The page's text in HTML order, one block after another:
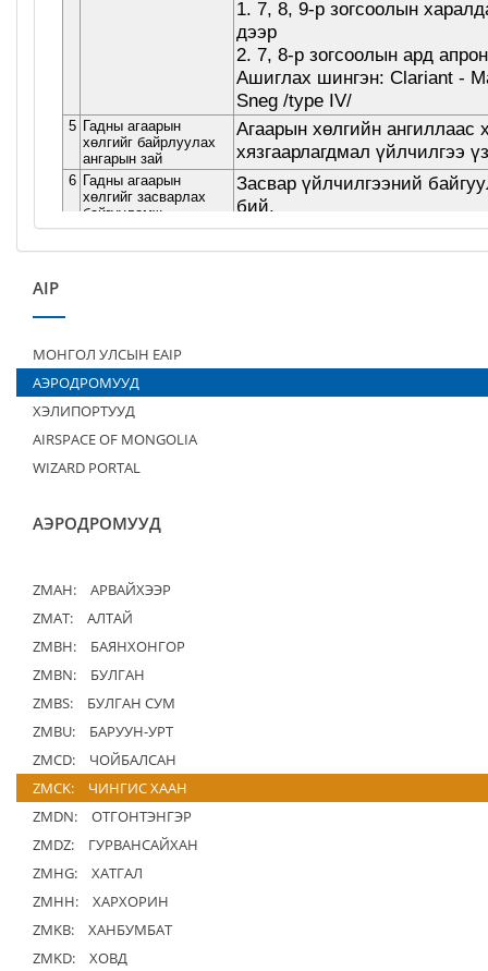
AIP
МОНГОЛ УЛСЫН EAIP
АЭРОДРОМУУД
ХЭЛИПОРТУУД
AIRSPACE OF MONGOLIA
WIZARD PORTAL
АЭРОДРОМУУД
ZMAH:
АРВАЙХЭЭР
ZMAT:
АЛТАЙ
ZMBH:
БАЯНХОНГОР
ZMBN:
БУЛГАН
ZMBS:
БУЛГАН СУМ
ZMBU:
БАРУУН-УРТ
ZMCD:
ЧОЙБАЛСАН
ZMCK:
ЧИНГИС ХААН
ZMDN:
ОТГОНТЭНГЭР
ZMDZ:
ГУРВАНСАЙХАН
ZMHG:
ХАТГАЛ
ZMHH:
ХАРХОРИН
ZMKB:
ХАНБУМБАТ
ZMKD:
ХОВД